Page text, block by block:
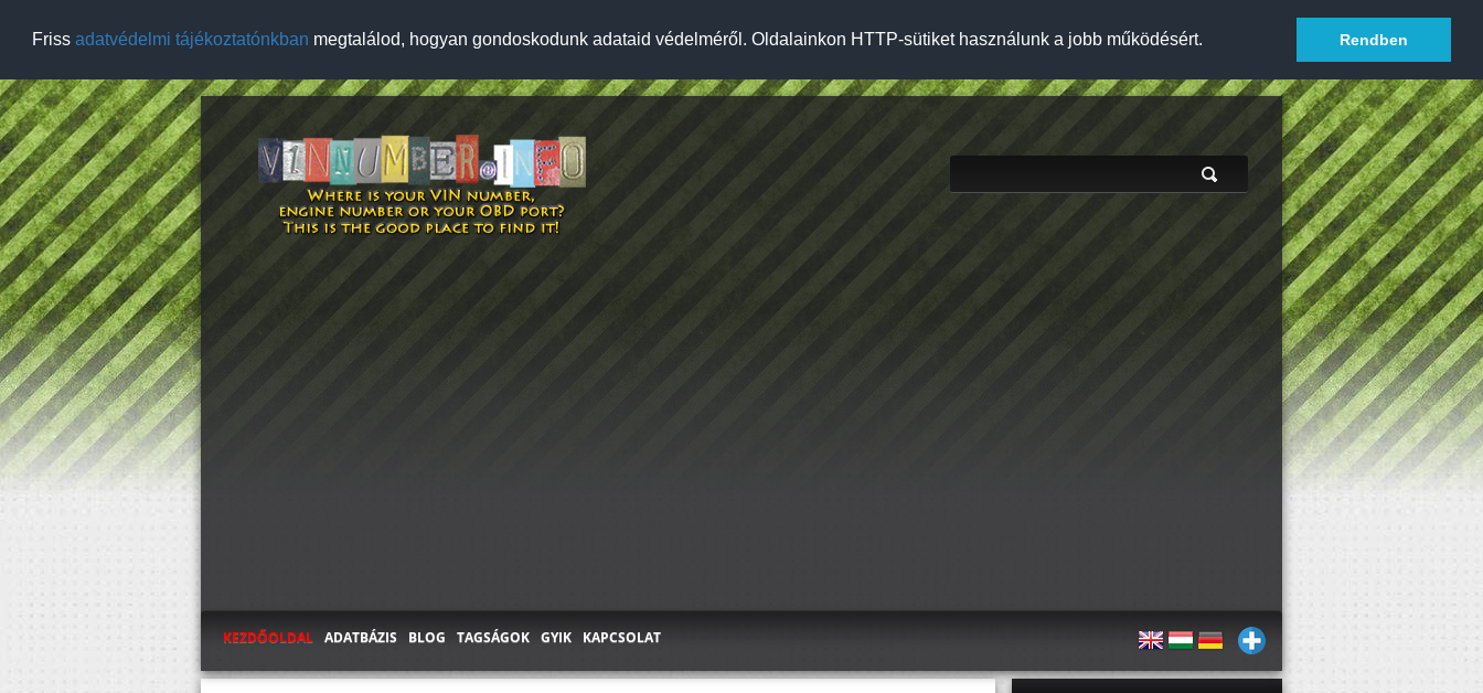
Friss adatvédelmi tájékoztatónkban megtalálod, hogyan gondoskodunk adataid védelméről. Oldalainkon HTTP-sütiket használunk a jobb működésért. Rendben
KEZDŐOLDAL ADATBÁZIS BLOG TAGSÁGOK GYIK KAPCSOLAT